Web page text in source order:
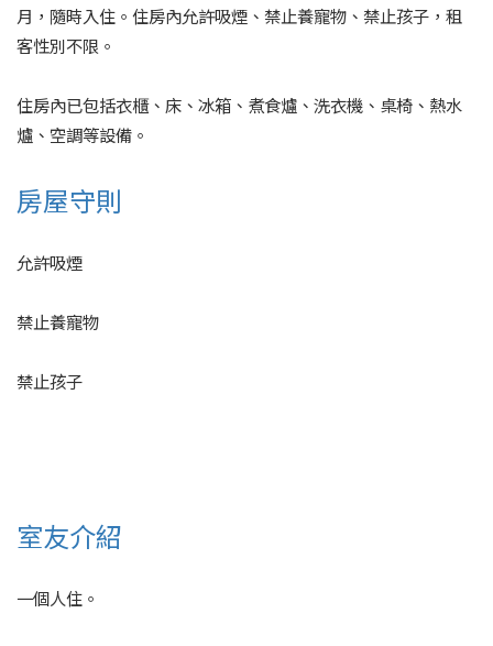
月，隨時入住。住房內允許吸煙、禁止養寵物、禁止孩子，租
客性別不限。
住房內已包括衣櫃、床、冰箱、煮食爐、洗衣機、桌椅、熱水
爐、空調等設備。
房屋守則
允許吸煙
禁止養寵物
禁止孩子
室友介紹
一個人住。